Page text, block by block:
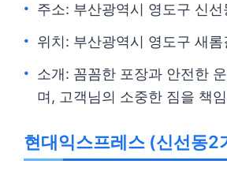
주소: 부산광역시 영도구 신
위치: 부산광역시 영도구 새롬
소개: 꼼꼼한 포장과 안전한
며, 고객님의 소중한 짐을 책
현대익스프레스 (신선동2